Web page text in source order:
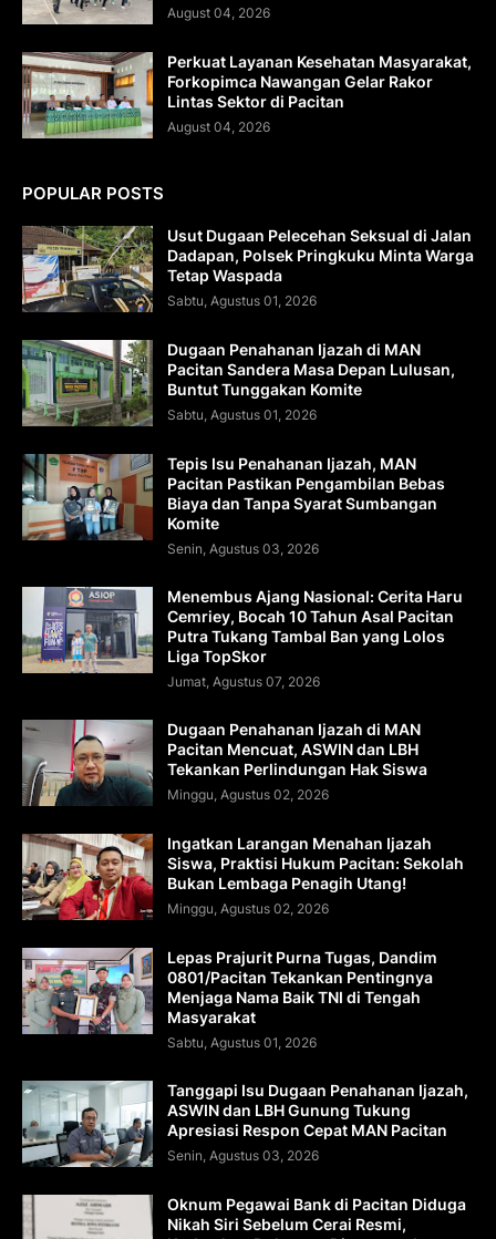
August 04, 2026
Perkuat Layanan Kesehatan Masyarakat,
Forkopimca Nawangan Gelar Rakor
Lintas Sektor di Pacitan
August 04, 2026
POPULAR POSTS
Usut Dugaan Pelecehan Seksual di Jalan
Dadapan, Polsek Pringkuku Minta Warga
Tetap Waspada
Sabtu, Agustus 01, 2026
Dugaan Penahanan Ijazah di MAN
Pacitan Sandera Masa Depan Lulusan,
Buntut Tunggakan Komite
Sabtu, Agustus 01, 2026
Tepis Isu Penahanan Ijazah, MAN
Pacitan Pastikan Pengambilan Bebas
Biaya dan Tanpa Syarat Sumbangan
Komite
Senin, Agustus 03, 2026
Menembus Ajang Nasional: Cerita Haru
Cemriey, Bocah 10 Tahun Asal Pacitan
Putra Tukang Tambal Ban yang Lolos
Liga TopSkor
Jumat, Agustus 07, 2026
Dugaan Penahanan Ijazah di MAN
Pacitan Mencuat, ASWIN dan LBH
Tekankan Perlindungan Hak Siswa
Minggu, Agustus 02, 2026
Ingatkan Larangan Menahan Ijazah
Siswa, Praktisi Hukum Pacitan: Sekolah
Bukan Lembaga Penagih Utang!
Minggu, Agustus 02, 2026
Lepas Prajurit Purna Tugas, Dandim
0801/Pacitan Tekankan Pentingnya
Menjaga Nama Baik TNI di Tengah
Masyarakat
Sabtu, Agustus 01, 2026
Tanggapi Isu Dugaan Penahanan Ijazah,
ASWIN dan LBH Gunung Tukung
Apresiasi Respon Cepat MAN Pacitan
Senin, Agustus 03, 2026
Oknum Pegawai Bank di Pacitan Diduga
Nikah Siri Sebelum Cerai Resmi,